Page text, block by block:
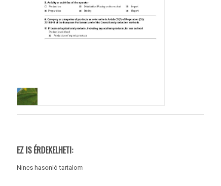
EZ IS ÉRDEKELHETI:
Nincs hasonló tartalom